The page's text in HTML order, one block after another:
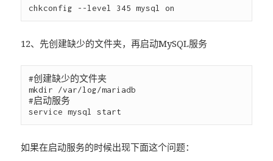
12、先创建缺少的文件夹，再启动MySQL服务
#创建缺少的文件夹
mkdir /var/log/mariadb
#启动服务
如果在启动服务的时候出现下面这个问题：